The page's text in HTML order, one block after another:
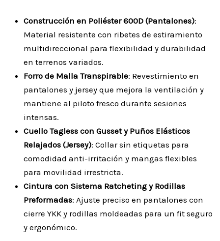
Construcción en Poliéster 600D (Pantalones):
Material resistente con ribetes de estiramiento
multidireccional para flexibilidad y durabilidad
en terrenos variados.
Forro de Malla Transpirable: Revestimiento en
pantalones y jersey que mejora la ventilación y
mantiene al piloto fresco durante sesiones
intensas.
Cuello Tagless con Gusset y Puños Elásticos
Relajados (Jersey): Collar sin etiquetas para
comodidad anti-irritación y mangas flexibles
para movilidad irrestricta.
Cintura con Sistema Ratcheting y Rodillas
Preformadas: Ajuste preciso en pantalones con
cierre YKK y rodillas moldeadas para un fit seguro
y ergonómico.